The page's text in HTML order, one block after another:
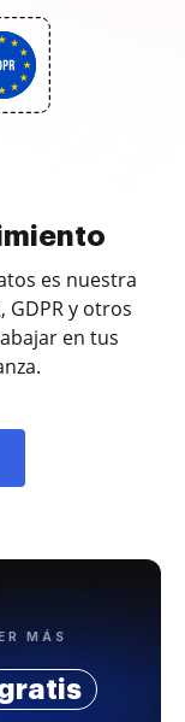
es nuestra
GDPR y otros
en tus
MÁS